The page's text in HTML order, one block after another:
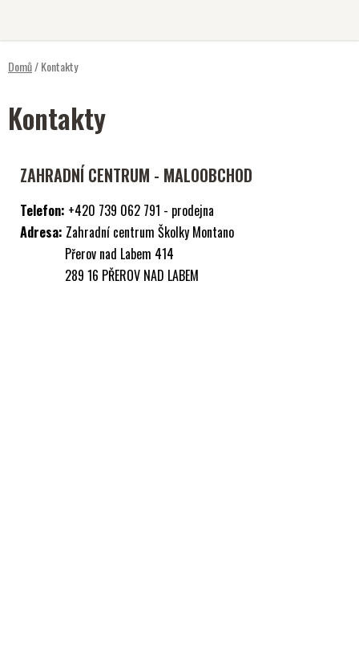
Domů/Kontakty
Kontakty
ZAHRADNÍ CENTRUM - MALOOBCHOD
Telefon: +420 739 062 791 - prodejna
Adresa: Zahradní centrum Školky Montano
Přerov nad Labem 414
289 16 PŘEROV NAD LABEM